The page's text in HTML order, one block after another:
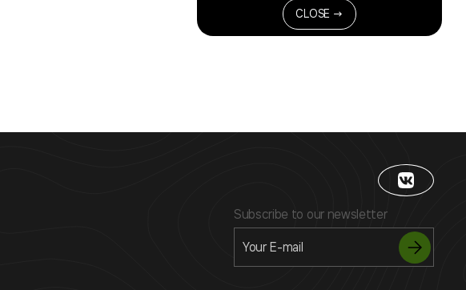
CLOSE →
Subscribe to our newsletter